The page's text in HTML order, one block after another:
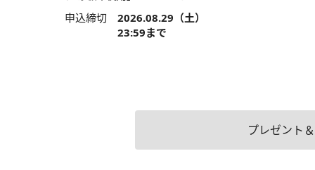
申込締切 2026.08.29（土）
23:59まで
プレゼント